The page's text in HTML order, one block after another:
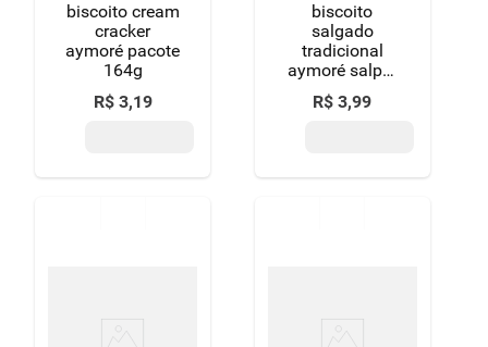
biscoito cream
cracker
aymoré pacote
164g
R$ 3,19
biscoito
salgado
tradicional
aymoré salpet
pacote 200g
R$ 3,99